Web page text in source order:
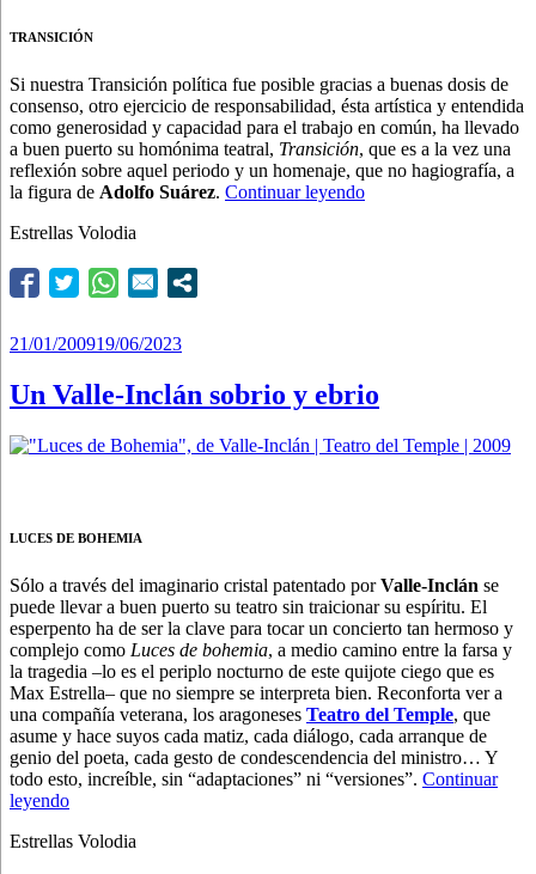
TRANSICIÓN
Si nuestra Transición política fue posible gracias a buenas dosis de
consenso, otro ejercicio de responsabilidad, ésta artística y entendida
como generosidad y capacidad para el trabajo en común, ha llevado
a buen puerto su homónima teatral, Transición, que es a la vez una
reflexión sobre aquel periodo y un homenaje, que no hagiografía, a
la figura de Adolfo Suárez. Continuar leyendo“Podían
Estrellas Volodia
Publicado
21/01/200919/06/2023
Un Valle-Inclán sobrio y ebrio
LUCES DE BOHEMIA
Sólo a través del imaginario cristal patentado porValle-Inclán se
puede llevar a buen puerto su teatro sin traicionar su espíritu. El
esperpento ha de ser la clave para tocar un concierto tan hermoso y
complejo como Luces de bohemia, a medio camino entre la farsa y
la tragedia –lo es el periplo nocturno de este quijote ciego que es
Max Estrella– que no siempre se interpreta bien. Reconforta ver a
una compañía veterana, los aragoneses Teatro del Temple, que
asume y hace suyos cada matiz, cada diálogo, cada arranque de
genio del poeta, cada gesto de condescendencia del ministro… Y
todo esto, increíble, sin “adaptaciones” ni “versiones”. Continuar
leyendo“Un
Inclán
Estrellas Volodia